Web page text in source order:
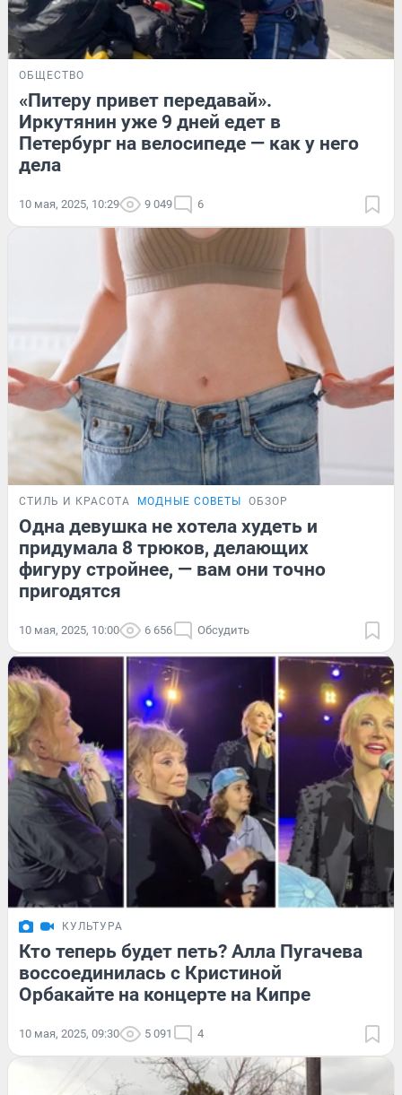
ОБЩЕСТВО
«Питеру привет передавай».
Иркутянин уже 9 дней едет в
Петербург на велосипеде — как у него
дела
10 мая, 2025, 10:29 9 049 6
СТИЛЬ И КРАСОТА МОДНЫЕ СОВЕТЫ ОБЗОР
Одна девушка не хотела худеть и
придумала 8 трюков, делающих
фигуру стройнее, — вам они точно
пригодятся
10 мая, 2025, 10:00 6 656 Обсудить
КУЛЬТУРА
Кто теперь будет петь? Алла Пугачева
воссоединилась с Кристиной
Орбакайте на концерте на Кипре
10 мая, 2025, 09:30 5 091 4